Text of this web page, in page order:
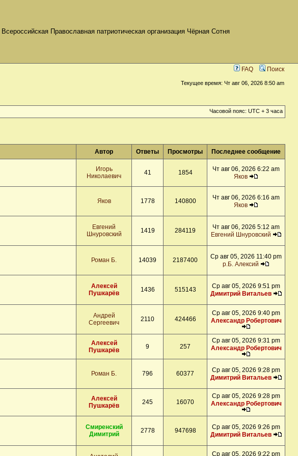
Всероссийская Православная патриотическая организация Чёрная Сотня
FAQ Поиск
Текущее время: Чт авг 06, 2026 8:50 am
Часовой пояс: UTC + 3 часа
Автор Ответы Просмотры Последнее сообщение
Игорь
Николаевич
41 1854
Чт авг 06, 2026 6:22 am
Яков
Яков 1778 140800
Чт авг 06, 2026 6:16 am
Яков
Евгений
Шнуровский
1419 284119
Чт авг 06, 2026 5:12 am
Евгений Шнуровский
Роман Б. 14039 2187400
Ср авг 05, 2026 11:40 pm
р.Б. Алексий
Алексей
Пушкарёв
1436 515143
Ср авг 05, 2026 9:51 pm
Димитрий Витальев
Андрей
Сергеевич
2110 424466
Ср авг 05, 2026 9:40 pm
Александр Робертович
Алексей
Пушкарёв
9 257
Ср авг 05, 2026 9:31 pm
Александр Робертович
Роман Б. 796 60377
Ср авг 05, 2026 9:28 pm
Димитрий Витальев
Алексей
Пушкарёв
245 16070
Ср авг 05, 2026 9:28 pm
Александр Робертович
Смиренский
Димитрий
2778 947698
Ср авг 05, 2026 9:26 pm
Димитрий Витальев
Ср авг 05, 2026 9:22 pm